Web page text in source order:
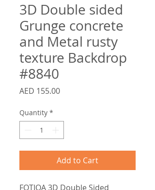
3D Double sided
Grunge concrete
and Metal rusty
texture Backdrop
#8840
AED 155.00Price
Quantity *
Add to Cart
FOTIQA 3D Double Sided